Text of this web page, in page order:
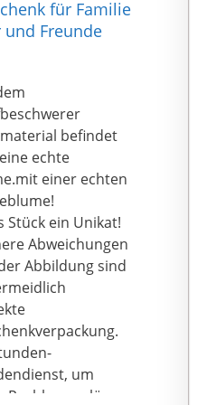
war
immer unsere
vor oder nach dem
wir werden
bieten. Der
ist Gott. Please
god of our
unbekannte
Felder zu
und
zu üben.
für Familie
Freunde
befindet
echte
einer echten
Stück ein Unikat!
Abweichungen
Abbildung sind
um
Problem zu lösen.